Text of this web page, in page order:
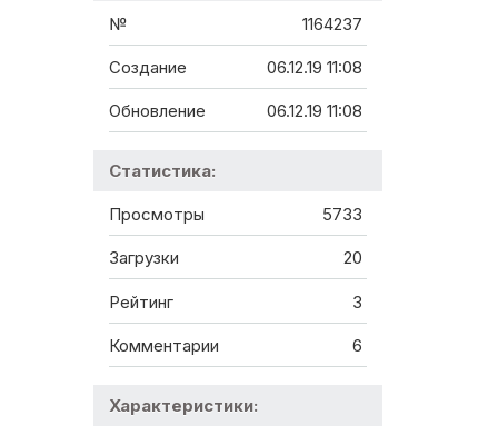
№ 1164237
Создание 06.12.19 11:08
Обновление 06.12.19 11:08
Статистика:
Просмотры 5733
Загрузки 20
Рейтинг 3
Комментарии 6
Характеристики: